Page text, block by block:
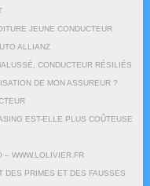
JEUNE CONDUCTEUR
ALLIANZ
CONDUCTEUR RÉSILIÉS
DE MON ASSUREUR ?
EST-ELLE PLUS COÛTEUSE
– WWW.LOLIVIER.FR
DES PRIMES ET DES FAUSSES